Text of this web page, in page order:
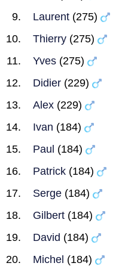
Laurent (275)
Thierry (275)
Yves (275)
Didier (229)
Alex (229)
Ivan (184)
Paul (184)
Patrick (184)
Serge (184)
Gilbert (184)
David (184)
Michel (184)